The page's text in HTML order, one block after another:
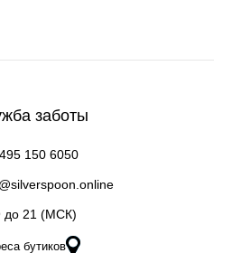
заботы
150 6050
до 21 (МСК)
бутиков